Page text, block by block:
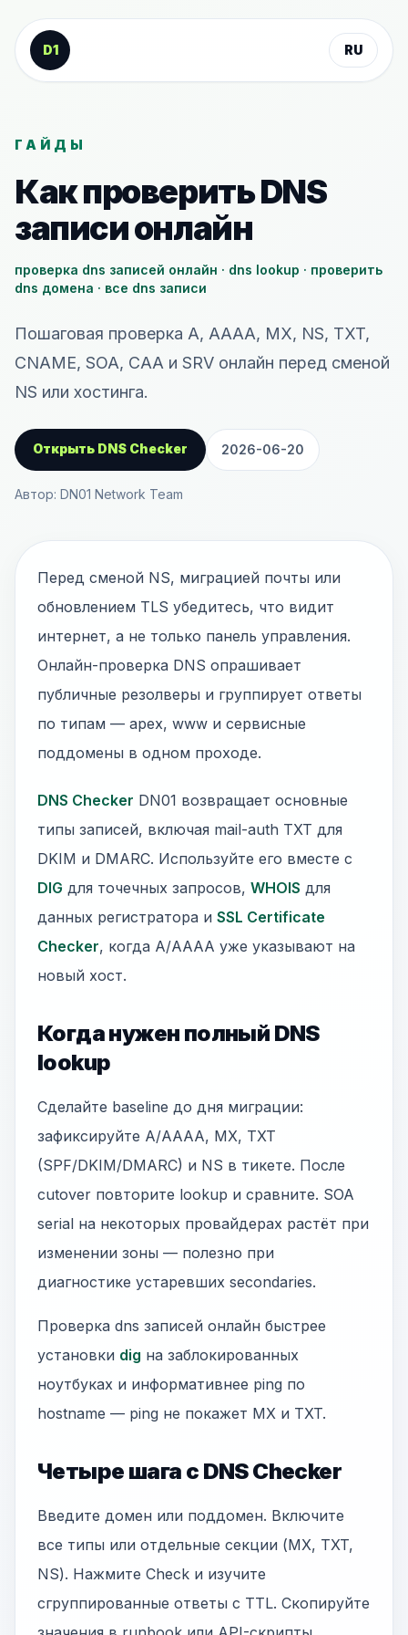
К содержанию
D1
RU
ГАЙДЫ
Как проверить DNS
записи онлайн
проверка dns записей онлайн · dns lookup · проверить
dns домена · все dns записи
Пошаговая проверка A, AAAA, MX, NS, TXT,
CNAME, SOA, CAA и SRV онлайн перед сменой
NS или хостинга.
Открыть DNS Checker 2026-06-20
Автор: DN01 Network Team
Перед сменой NS, миграцией почты или
обновлением TLS убедитесь, что видит
интернет, а не только панель управления.
Онлайн-проверка DNS опрашивает
публичные резолверы и группирует ответы
по типам — apex, www и сервисные
поддомены в одном проходе.
DNS Checker DN01 возвращает основные
типы записей, включая mail-auth TXT для
DKIM и DMARC. Используйте его вместе с
DIG для точечных запросов, WHOIS для
данных регистратора и SSL Certificate
Checker, когда A/AAAA уже указывают на
новый хост.
Когда нужен полный DNS
lookup
Сделайте baseline до дня миграции:
зафиксируйте A/AAAA, MX, TXT
(SPF/DKIM/DMARC) и NS в тикете. После
cutover повторите lookup и сравните. SOA
serial на некоторых провайдерах растёт при
изменении зоны — полезно при
диагностике устаревших secondaries.
Проверка dns записей онлайн быстрее
установки dig на заблокированных
ноутбуках и информативнее ping по
hostname — ping не покажет MX и TXT.
Четыре шага с DNS Checker
Введите домен или поддомен. Включите
все типы или отдельные секции (MX, TXT,
NS). Нажмите Check и изучите
сгруппированные ответы с TTL. Скопируйте